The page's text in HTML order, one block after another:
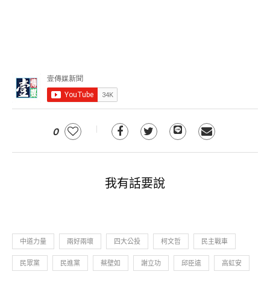
0
我有話要說
中道力量 兩好兩壞 四大公投 柯文哲 民主戰車
民眾黨 民進黨 蔡壁如 謝立功 邱臣遠 高虹安